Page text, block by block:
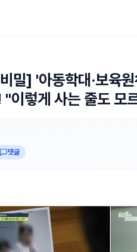
밀] '아동학대·보육
이렇게 사는 줄도 모
댓글